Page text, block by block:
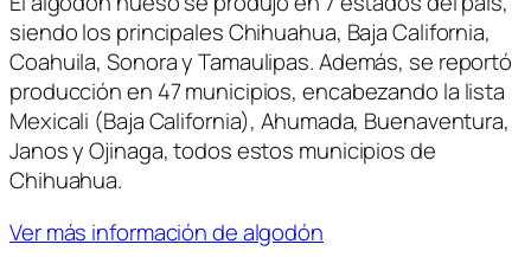
siendo los principales Chihuahua, Baja California,
Coahuila, Sonora y Tamaulipas. Además, se reportó
producción en 47 municipios, encabezando la lista
Mexicali (Baja California), Ahumada, Buenaventura,
Janos y Ojinaga, todos estos municipios de
Chihuahua.
Ver más información de algodón